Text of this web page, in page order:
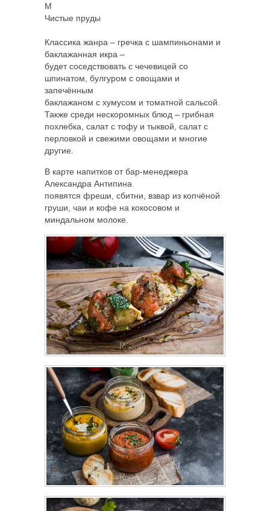
M
Чистые пруды
Классика жанра – гречка с шампиньонами и
баклажанная икра –
будет соседствовать с чечевицей со
шпинатом, булгуром с овощами и
запечённым
баклажаном с хумусом и томатной сальсой.
Также среди нескоромных блюд – грибная
похлебка, салат с тофу и тыквой, салат с
перловкой и свежими овощами и многие
другие.
В карте напитков от бар-менеджера
Александра Антипина
появятся фреши, сбитни, взвар из копчёной
груши, чаи и кофе на кокосовом и
миндальном молоке.